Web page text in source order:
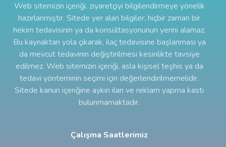
Web sitemizin içeriği, ziyaretçiyi bilgilendirmeye yönelik
hazırlanmıştır. Sitede yer alan bilgiler, hiçbir zaman bir
hekim tedavisinin ya da konsültasyonunun yerini alamaz.
Bu kaynaktan yola çıkarak, ilaç tedavisine başlanması ya
da mevcut tedavinin değiştirilmesi kesinlikte tavsiye
edilmez. Web sitemizin içeriği, asla kişisel teşhis ya da
tedavi yönteminin seçimi için değerlendirilmemelidir.
Sitede kanun içeriğine aykırı ilan ve reklam yapma kastı
bulunmamaktadır.
Çalışma Saatlerimiz